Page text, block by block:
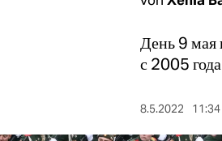
wahrheit
День 9 мая
с 2005
8.5.2022